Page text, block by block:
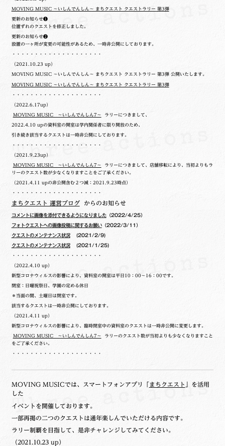
MOVING MUSIC ～いしんでんしん～ まちクエスト クエストラリー 第3弾
更新のお知らせ❶
位置ずれのクエストを修正しました。
更新のお知らせ❷
設置の一ヶ所が変更の可能性があるため、一時非公開にしております。
・・・・・・・・・・・・・・・・・・・・
（2021.10.23 up）
MOVING MUSIC ～いしんでんしん～ まちクエスト クエストラリー 第3弾 公開いたします。
MOVING MUSIC ～いしんでんしん～ まちクエスト クエストラリー 第3弾
・・・・・・・・・・・・・・・・・・・・
（2022.6.17up）
MOVING MUSIC ～いしんでんしん7～ ラリーにつきまして、
2022.4.10 upの資料室の開室は学内関係者に限り開放のため、
引き続き該当するクエストは一時非公開にしております。
・・・・・・・・・・・・・・・・・・・・
（2021.9.23up）
MOVING MUSIC ～いしんでんしん7～ ラリーにつきまして、店舗移転により、当初よりもラ
リーのクエスト数が少なくなりますことをご了承ください。
（2021.4.11 upの非公開含む２つ減：2021.9.23時点）
・・・・・・・・・・・・・・・・・・・・
まちクエスト 運営ブログからのお知らせ
コメントに画像を添付できるようになりました（2022/4/25）
フォトクエストへの画像投稿に関するお願い（2022/3/11）
クエストのメンテナンス状況(2021/2/9)
クエストのメンテナンス状況(2021/1/25)
・・・・・・・・・・・・・・・・・・・・
（2022.4.10 up）
新型コロナウィルスの影響により、資料室の開室は平日10：00～16：00です。
閉室：日曜祝祭日、学園の定める休日
＊当面の間、土曜日は閉室です。
該当するクエストは一時非公開にしております。
（2021.4.11 up）
新型コロナウィルスの影響により、臨時閉室中の資料室のクエストは一時非公開に変更します。
MOVING MUSIC ～いしんでんしん7～ ラリーのクエスト数が当初よりも少なくなりますこと
をご了承ください。
・・・・・・・・・・・・・・・・・・・・
MOVING MUSICでは、スマートフォンアプリ「 まちクエスト
」を活用
した
イベントを開催しております。
一部再掲の二つのクエストは通年楽しんでいただける内容です。
ラリー制覇を目指して、是非チャレンジしてみてください。
（2021.10.23 up）